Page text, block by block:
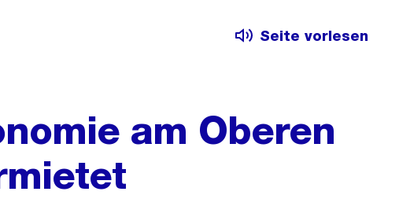
Seite vorlesen
am Oberen